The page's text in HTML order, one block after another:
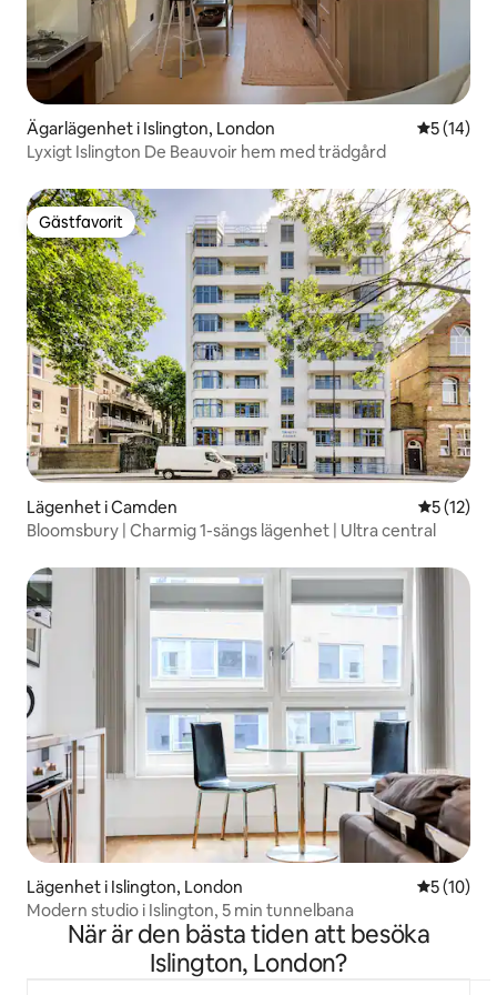
Ägarlägenhet i Islington, London 5 av 5 i
5 (14)
Lyxigt Islington De Beauvoir hem med trädgård
Gästfavorit
Gästfavorit
Lägenhet i Camden 5 av 5 i
5 (12)
Bloomsbury | Charmig 1-sängs lägenhet | Ultra central
Lägenhet i Islington, London 5 av 5 i
5 (10)
Modern studio i Islington, 5 min tunnelbana
När är den bästa tiden att besöka
Islington, London?